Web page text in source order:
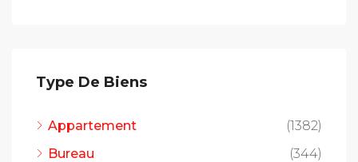
Type De Biens
Appartement
(1382)
Bureau
(344)